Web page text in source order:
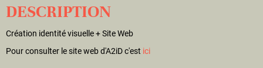
DESCRIPTION
Création identité visuelle + Site Web
Pour consulter le site web d'A2iD c'est ici